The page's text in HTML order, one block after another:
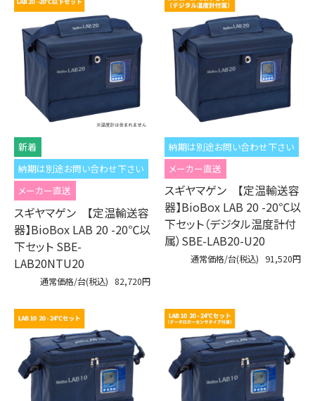
納期は別途お問い合わせ下さい
メーカー直送
スギヤマゲン 【定温輸送容
器】BioBox LAB 20 -20℃以
下セット SBE-
LAB20NTU20
通常価格/台(税込) 82,720円
納期は別途お問い合わせ下さい
メーカー直送
スギヤマゲン 【定温輸送容
器】BioBox LAB 20 -20℃以
下セット（デジタル温度計付
属）SBE-LAB20-U20
通常価格/台(税込) 91,520円